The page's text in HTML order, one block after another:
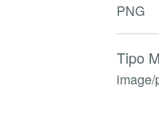
PNG
Tipo
image/